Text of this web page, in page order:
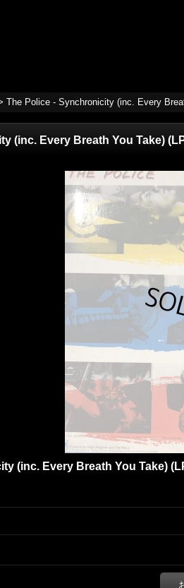
The Police - Synchronicity (inc. Every
(inc. Every Breath You Take)
(inc. Every Breath You Take)